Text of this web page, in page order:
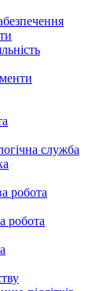
служба
робота
робота